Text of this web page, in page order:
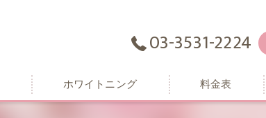
03-3531-2224
ホワイトニング 料金表